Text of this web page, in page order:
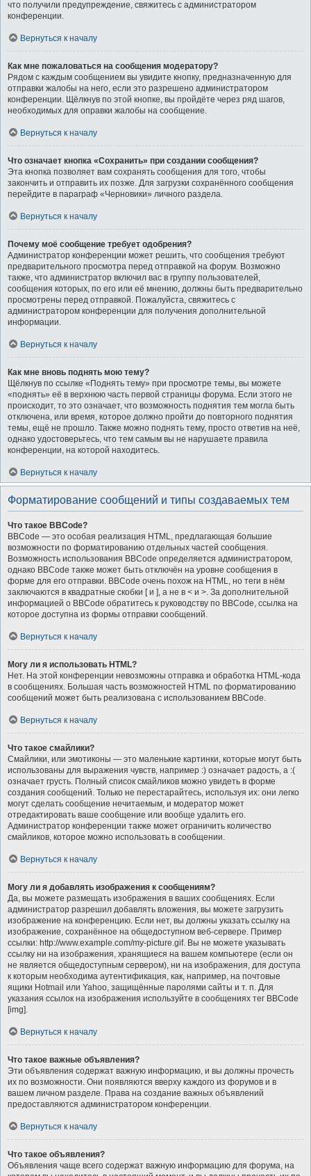
что получили предупреждение, свяжитесь с администратором
конференции.
Вернуться к началу
Как мне пожаловаться на сообщения модератору?
Рядом с каждым сообщением вы увидите кнопку, предназначенную для
отправки жалобы на него, если это разрешено администратором
конференции. Щёлкнув по этой кнопке, вы пройдёте через ряд шагов,
необходимых для оправки жалобы на сообщение.
Вернуться к началу
Что означает кнопка «Сохранить» при создании сообщения?
Эта кнопка позволяет вам сохранять сообщения для того, чтобы
закончить и отправить их позже. Для загрузки сохранённого сообщения
перейдите в параграф «Черновики» личного раздела.
Вернуться к началу
Почему моё сообщение требует одобрения?
Администратор конференции может решить, что сообщения требуют
предварительного просмотра перед отправкой на форум. Возможно
также, что администратор включил вас в группу пользователей,
сообщения которых, по его или её мнению, должны быть предварительно
просмотрены перед отправкой. Пожалуйста, свяжитесь с
администратором конференции для получения дополнительной
информации.
Вернуться к началу
Как мне вновь поднять мою тему?
Щёлкнув по ссылке «Поднять тему» при просмотре темы, вы можете
«поднять» её в верхнюю часть первой страницы форума. Если этого не
происходит, то это означает, что возможность поднятия тем могла быть
отключена, или время, которое должно пройти до повторного поднятия
темы, ещё не прошло. Также можно поднять тему, просто ответив на неё,
однако удостоверьтесь, что тем самым вы не нарушаете правила
конференции, на которой находитесь.
Вернуться к началу
Форматирование сообщений и типы создаваемых тем
Что такое BBCode?
BBCode — это особая реализация HTML, предлагающая большие
возможности по форматированию отдельных частей сообщения.
Возможность использования BBCode определяется администратором,
однако BBCode также может быть отключён на уровне сообщения в
форме для его отправки. BBCode очень похож на HTML, но теги в нём
заключаются в квадратные скобки [ и ], а не в < и >. За дополнительной
информацией о BBCode обратитесь к руководству по BBCode, ссылка на
которое доступна из формы отправки сообщений.
Вернуться к началу
Могу ли я использовать HTML?
Нет. На этой конференции невозможны отправка и обработка HTML-кода
в сообщениях. Большая часть возможностей HTML по форматированию
сообщений может быть реализована с использованием BBCode.
Вернуться к началу
Что такое смайлики?
Смайлики, или эмотиконы — это маленькие картинки, которые могут быть
использованы для выражения чувств, например :) означает радость, а :(
означает грусть. Полный список смайликов можно увидеть в форме
создания сообщений. Только не перестарайтесь, используя их: они легко
могут сделать сообщение нечитаемым, и модератор может
отредактировать ваше сообщение или вообще удалить его.
Администратор конференции также может ограничить количество
смайликов, которое можно использовать в сообщении.
Вернуться к началу
Могу ли я добавлять изображения к сообщениям?
Да, вы можете размещать изображения в ваших сообщениях. Если
администратор разрешил добавлять вложения, вы можете загрузить
изображение на конференцию. Если нет, вы должны указать ссылку на
изображение, сохранённое на общедоступном веб-сервере. Пример
ссылки: http://www.example.com/my-picture.gif. Вы не можете указывать
ссылку ни на изображения, хранящиеся на вашем компьютере (если он
не является общедоступным сервером), ни на изображения, для доступа
к которым необходима аутентификация, как, например, на почтовые
ящики Hotmail или Yahoo, защищённые паролями сайты и т. п. Для
указания ссылок на изображения используйте в сообщениях тег BBCode
[img].
Вернуться к началу
Что такое важные объявления?
Эти объявления содержат важную информацию, и вы должны прочесть
их по возможности. Они появляются вверху каждого из форумов и в
вашем личном разделе. Права на создание важных объявлений
предоставляются администратором конференции.
Вернуться к началу
Что такое объявления?
Объявления чаще всего содержат важную информацию для форума, на